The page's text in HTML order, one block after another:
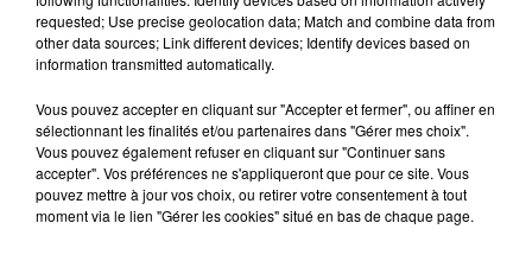
20 juillet 2026
UNE ADOLESCENTE DEVANT SE FAIRE
OPÉRER DE LA CHEVILLE RESSORT DE LA...
La famille a porté plainte contre la clinique qui a
requested; Use precise geolocation data; Match and combine data from
other data sources; Link different devices; Identify devices based on
information transmitted automatically.
Vous pouvez accepter en cliquant sur "Accepter et fermer", ou affiner en
sélectionnant les finalités et/ou partenaires dans "Gérer mes choix".
Vous pouvez également refuser en cliquant sur "Continuer sans
accepter". Vos préférences ne s'appliqueront que pour ce site. Vous
pouvez mettre à jour vos choix, ou retirer votre consentement à tout
moment via le lien "Gérer les cookies" situé en bas de chaque page.